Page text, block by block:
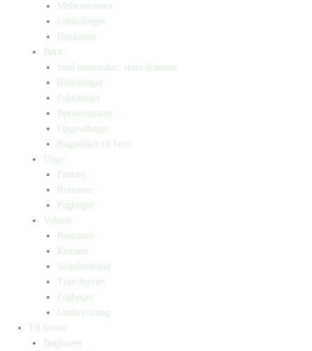
Mellemtrinnet
Udskolingen
Bogkasser
Børn
Små mennesker, store drømme
Billedbøger
Faktabøger
Børneromaner
Opgavebøger
Bogpakker til børn
Unge
Fantasy
Romaner
Fagbøger
Voksne
Romance
Krimier
Skønlitteratur
True Stories
Fagbøger
Undervisning
Til lærere
Bogkasser